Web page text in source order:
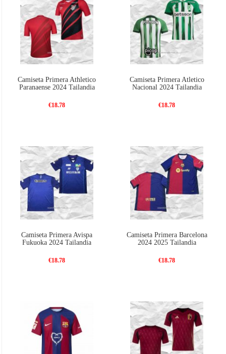
Camiseta Primera Athletico
Paranaense 2024 Tailandia
€18.78
Camiseta Primera Atletico
Nacional 2024 Tailandia
€18.78
Camiseta Primera Avispa
Fukuoka 2024 Tailandia
€18.78
Camiseta Primera Barcelona
2024 2025 Tailandia
€18.78